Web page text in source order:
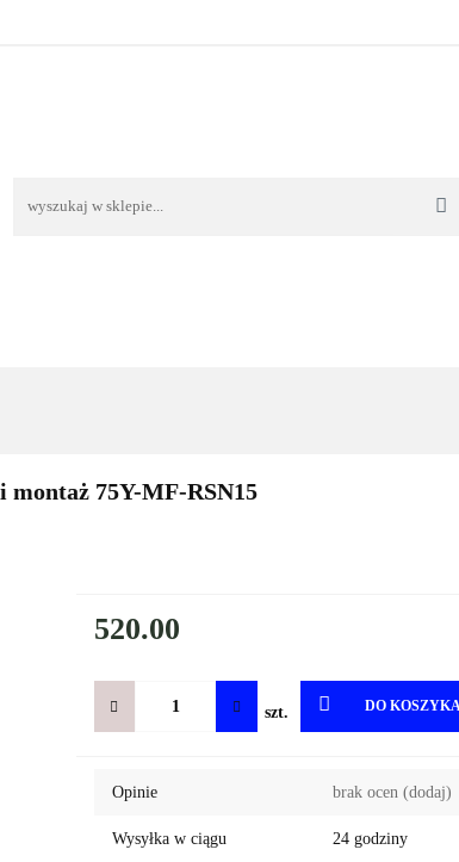
75Y-MF-RSN15
520.00
szt. DO
Opinie brak ocen (dodaj)
Wysyłka w ciągu 24 godziny